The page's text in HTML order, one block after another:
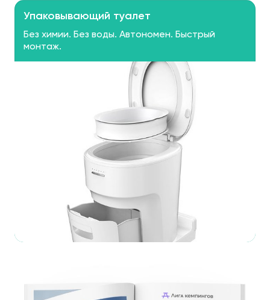
Упаковывающий туалет
Без химии. Без воды. Автономен. Быстрый
монтаж.